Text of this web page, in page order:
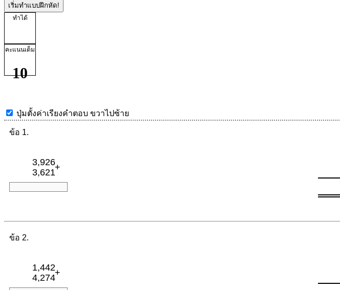
เริ่มทำแบบฝึกหัด!
ทำได้
คะแนนเต็ม
10
ปุ่มตั้งค่าเรียงคำตอบ ขวาไปซ้าย
ข้อ 1.
3,926
+
3,621
ข้อ 2.
1,442
+
4,274